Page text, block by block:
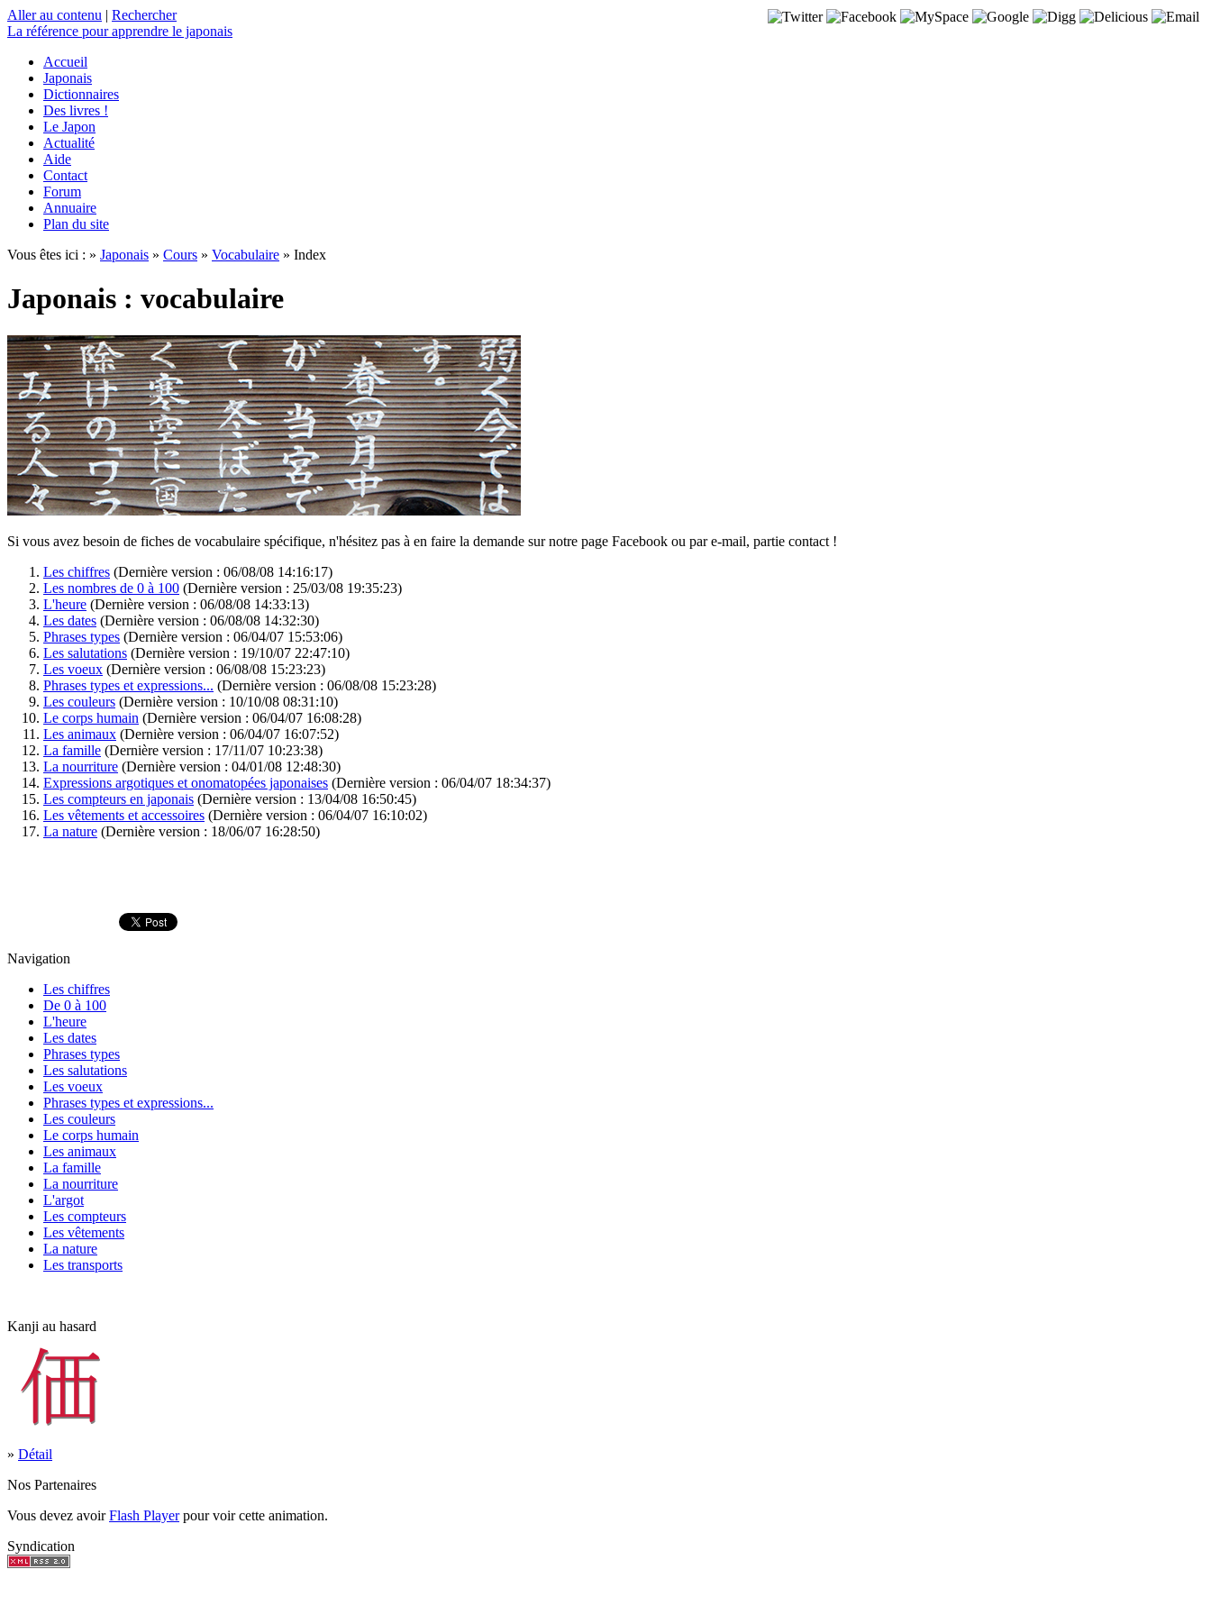
Aller au contenu | Rechercher
La référence pour apprendre le japonais
Accueil
Japonais
Dictionnaires
Des livres !
Le Japon
Actualité
Aide
Contact
Forum
Annuaire
Plan du site
Vous êtes ici : » Japonais » Cours » Vocabulaire » Index
Japonais : vocabulaire
Si vous avez besoin de fiches de vocabulaire spécifique, n'hésitez pas à en faire la demande sur notre page Facebook ou par e-mail, partie contact !
Les chiffres (Dernière version : 06/08/08 14:16:17)
Les nombres de 0 à 100 (Dernière version : 25/03/08 19:35:23)
L'heure (Dernière version : 06/08/08 14:33:13)
Les dates (Dernière version : 06/08/08 14:32:30)
Phrases types (Dernière version : 06/04/07 15:53:06)
Les salutations (Dernière version : 19/10/07 22:47:10)
Les voeux (Dernière version : 06/08/08 15:23:23)
Phrases types et expressions... (Dernière version : 06/08/08 15:23:28)
Les couleurs (Dernière version : 10/10/08 08:31:10)
Le corps humain (Dernière version : 06/04/07 16:08:28)
Les animaux (Dernière version : 06/04/07 16:07:52)
La famille (Dernière version : 17/11/07 10:23:38)
La nourriture (Dernière version : 04/01/08 12:48:30)
Expressions argotiques et onomatopées japonaises (Dernière version : 06/04/07 18:34:37)
Les compteurs en japonais (Dernière version : 13/04/08 16:50:45)
Les vêtements et accessoires (Dernière version : 06/04/07 16:10:02)
La nature (Dernière version : 18/06/07 16:28:50)
Navigation
Les chiffres
De 0 à 100
L'heure
Les dates
Phrases types
Les salutations
Les voeux
Phrases types et expressions...
Les couleurs
Le corps humain
Les animaux
La famille
La nourriture
L'argot
Les compteurs
Les vêtements
La nature
Les transports
Kanji au hasard
» Détail
Nos Partenaires
Vous devez avoirFlash Playerpour voir cette animation.
Syndication